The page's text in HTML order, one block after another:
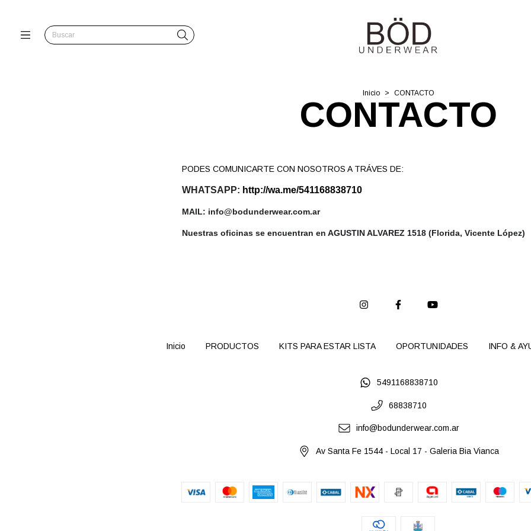
Inicio > CONTACTO
CONTACTO
PODES COMUNICARTE CON NOSOTROS A TRÁVES DE:
WHATSAPP: http://wa.me/541168838710
MAIL: info@bodunderwear.com.ar
Nuestras oficinas se encuentran en AGUSTIN ALVAREZ 1518 (Florida, Vicente López)
Inicio PRODUCTOS KITS PARA ESTAR LISTA OPORTUNIDADES INFO &
5491168838710
68838710
info@bodunderwear.com.ar
Av Santa Fe 1544 - Local 17 - Galeria Bia Vianca